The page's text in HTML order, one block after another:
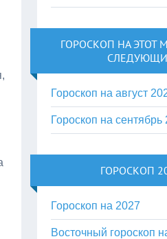
ГОРОСКОП НА ЭТОТ
Гороскоп на август
Гороскоп на сентябрь
ГОРОСКОП
Гороскоп на 2027
Восточный гороскоп